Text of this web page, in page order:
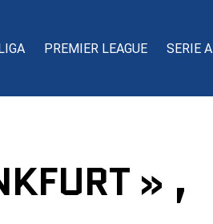
PREMIER LEAGUE SERIE A
» ,